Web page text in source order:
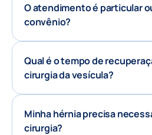
O atendimento é particular
convênio?
Qual é o tempo de
cirurgia da vesícula?
Minha hérnia precisa
cirurgia?